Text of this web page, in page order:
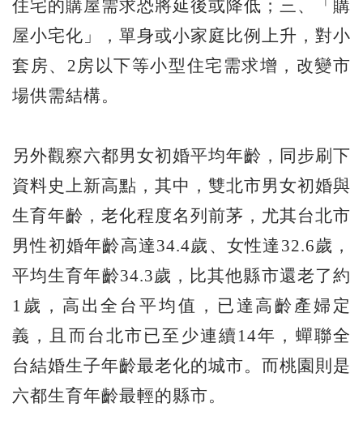
住宅的購屋需求恐將延後或降低；三、「購
屋小宅化」，單身或小家庭比例上升，對小
套房、2房以下等小型住宅需求增，改變市
場供需結構。
另外觀察六都男女初婚平均年齡，同步刷下
資料史上新高點，其中，雙北市男女初婚與
生育年齡，老化程度名列前茅，尤其台北市
男性初婚年齡高達34.4歲、女性達32.6歲，
平均生育年齡34.3歲，比其他縣市還老了約
1歲，高出全台平均值，已達高齡產婦定
義，且而台北市已至少連續14年，蟬聯全
台結婚生子年齡最老化的城市。而桃園則是
六都生育年齡最輕的縣市。